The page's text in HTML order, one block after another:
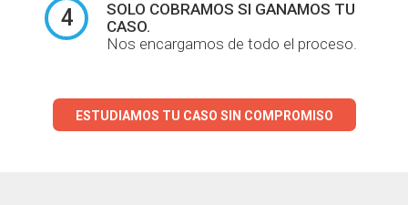
4 SOLO COBRAMOS SI GANAMOS TU
CASO.
Nos encargamos de todo el proceso.
ESTUDIAMOS TU CASO SIN COMPROMISO